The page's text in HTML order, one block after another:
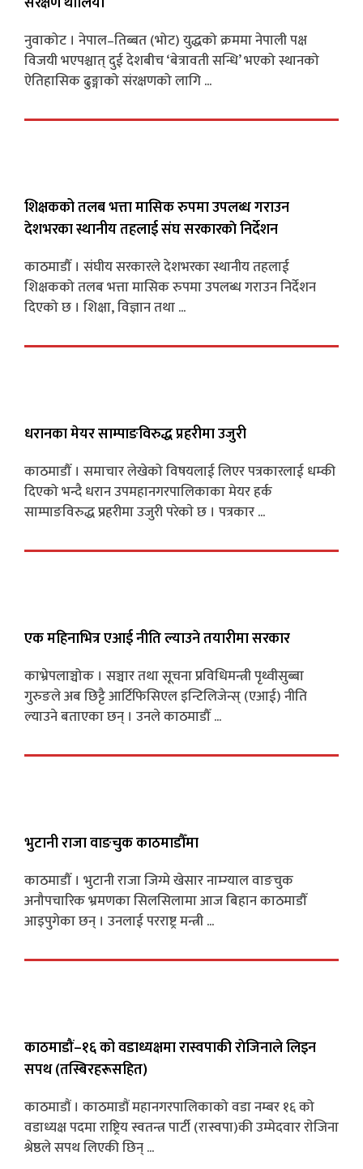
नुवाकोट । नेपाल–तिब्बत (भोट) युद्धको क्रममा नेपाली पक्ष
विजयी भएपश्चात् दुई देशबीच ‘बेत्रावती सन्धि’ भएको स्थानको
ऐतिहासिक ढुङ्गाको संरक्षणको लागि ...
शिक्षकको तलब भत्ता मासिक रुपमा उपलब्ध गराउन
देशभरका स्थानीय तहलाई संघ सरकारकाे निर्देशन
काठमाडौँ । संघीय सरकारले देशभरका स्थानीय तहलाई
शिक्षकको तलब भत्ता मासिक रुपमा उपलब्ध गराउन निर्देशन
दिएको छ । शिक्षा, विज्ञान तथा ...
धरानका मेयर साम्पाङविरुद्ध प्रहरीमा उजुरी
काठमाडौँ । समाचार लेखेको विषयलाई लिएर पत्रकारलाई धम्की
दिएको भन्दै धरान उपमहानगरपालिकाका मेयर हर्क
साम्पाङविरुद्ध प्रहरीमा उजुरी परेकाे छ । पत्रकार ...
एक महिनाभित्र एआई नीति ल्याउने तयारीमा सरकार
काभ्रेपलाञ्चोक । सञ्चार तथा सूचना प्रविधिमन्त्री पृथ्वीसुब्बा
गुरुङले अब छिट्टै आर्टिफिसिएल इन्टिलिजेन्स् (एआई) नीति
ल्याउने बताएका छन् । उनले काठमाडौँ ...
भुटानी राजा वाङचुक काठमाडौँमा
काठमाडौँ । भुटानी राजा जिग्मे खेसार नाम्ग्याल वाङचुक
अनौपचारिक भ्रमणका सिलसिलामा आज बिहान काठमाडौँ
आइपुगेका छन् । उनलाई परराष्ट्र मन्त्री ...
काठमाडौं–१६ को वडाध्यक्षमा रास्वपाकी राेजिनाले लिइन
सपथ (तस्बिरहरूसहित)
काठमाडौं । काठमाडौं महानगरपालिकाको वडा नम्बर १६ को
वडाध्यक्ष पदमा राष्ट्रिय स्वतन्त्र पार्टी (रास्वपा)की उम्मेदवार राेजिना
श्रेष्ठले सपथ लिएकी छिन् ...